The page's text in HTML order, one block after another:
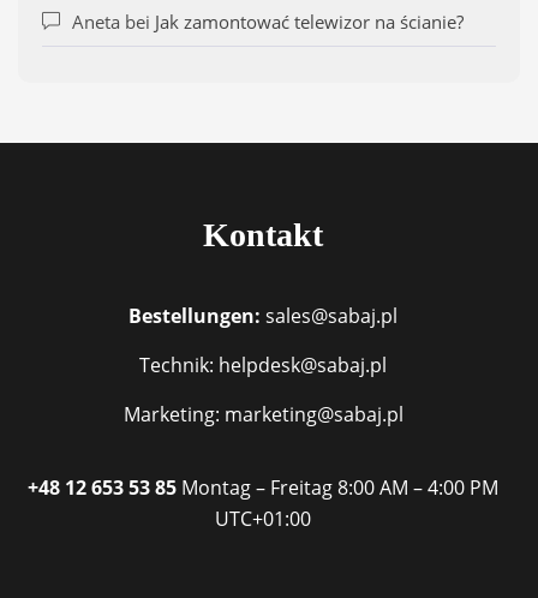
Aneta bei Jak zamontować telewizor na ścianie?
Kontakt
Bestellungen: sales@sabaj.pl
Technik: helpdesk@sabaj.pl
Marketing: marketing@sabaj.pl
+48 12 653 53 85 Montag – Freitag8:00 AM – 4:00 PM
UTC+01:00